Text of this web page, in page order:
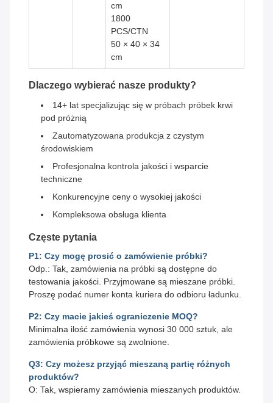
cm
1800
PCS/CTN
50 × 40 × 34
cm
Dlaczego wybierać nasze produkty?
14+ lat specjalizując się w próbach próbek krwi
pod próżnią
Zautomatyzowana produkcja z czystym
środowiskiem
Profesjonalna kontrola jakości i wsparcie
techniczne
Konkurencyjne ceny o wysokiej jakości
Kompleksowa obsługa klienta
Częste pytania
P1: Czy mogę prosić o zamówienie próbki?
Odp.: Tak, zamówienia na próbki są dostępne do
testowania jakości. Przyjmowane są mieszane próbki.
Proszę podać numer konta kuriera do odbioru ładunku.
P2: Czy macie jakieś ograniczenie MOQ?
Minimalna ilość zamówienia wynosi 30 000 sztuk, ale
zamówienia próbkowe są zwolnione.
Q3: Czy możesz przyjąć mieszaną partię różnych
produktów?
O: Tak, wspieramy zamówienia mieszanych produktów.